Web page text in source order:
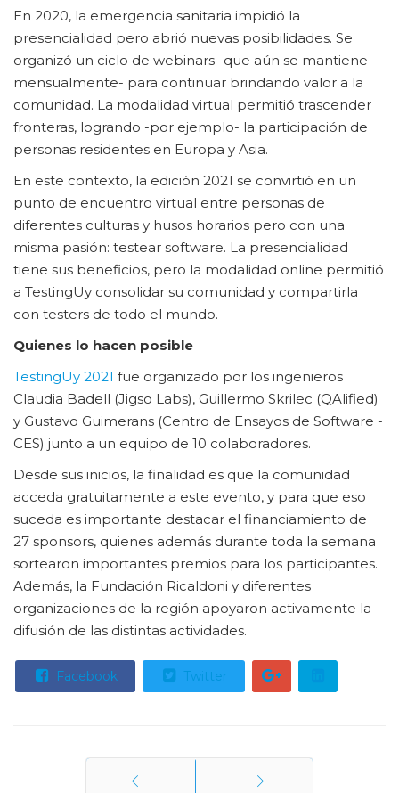
En 2020, la emergencia sanitaria impidió la
presencialidad pero abrió nuevas posibilidades. Se
organizó un ciclo de webinars -que aún se mantiene
mensualmente- para continuar brindando valor a la
comunidad. La modalidad virtual permitió trascender
fronteras, logrando -por ejemplo- la participación de
personas residentes en Europa y Asia.
En este contexto, la edición 2021 se convirtió en un
punto de encuentro virtual entre personas de
diferentes culturas y husos horarios pero con una
misma pasión: testear software. La presencialidad
tiene sus beneficios, pero la modalidad online permitió
a TestingUy consolidar su comunidad y compartirla
con testers de todo el mundo.
Quienes lo hacen posible
TestingUy 2021 fue organizado por los ingenieros
Claudia Badell (Jigso Labs), Guillermo Skrilec (QAlified)
y Gustavo Guimerans (Centro de Ensayos de Software -
CES) junto a un equipo de 10 colaboradores.
Desde sus inicios, la finalidad es que la comunidad
acceda gratuitamente a este evento, y para que eso
suceda es importante destacar el financiamiento de
27 sponsors, quienes además durante toda la semana
sortearon importantes premios para los participantes.
Además, la Fundación Ricaldoni y diferentes
organizaciones de la región apoyaron activamente la
difusión de las distintas actividades.
Facebook Twitter